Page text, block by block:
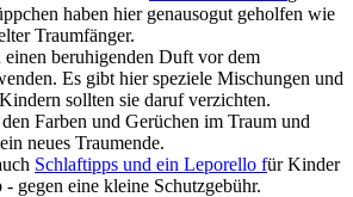
haben hier genausogut geholfen wie
Traumfänger.
einen beruhigenden Duft vor dem
Es gibt hier speziele Mischungen und
sollten sie daruf verzichten.
Farben und Gerüchen im Traum und
neues Traumende.
Schlaftipps und ein Leporello für Kinder
- gegen eine kleine Schutzgebühr.